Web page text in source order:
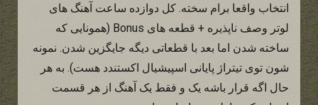
انتخاب واقعا برام سخته. کل دوازده ساعت آهنگ های
لوتر وصف ناپذیره + قطعه های Bonus (همونایی که
ساخته شدن اما بعد با قطعاتی دیگه جایگزین شدن. نمونه
شون توی تیتراژ پایانی اسپیشیال اکستندد هست). به هر
حال اگه قرار باشه یک و فقط یک آهنگ از هر قسمت